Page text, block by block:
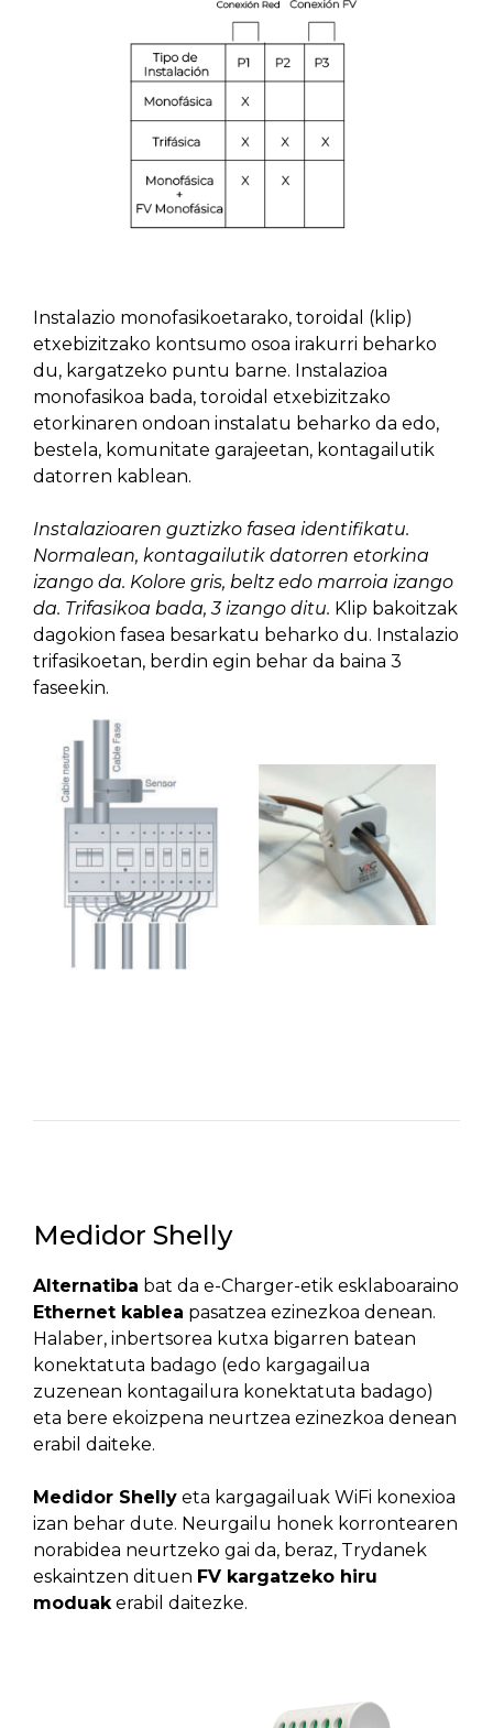
Instalazio monofasikoetarako, toroidal (klip)
etxebizitzako kontsumo osoa irakurri beharko
du, kargatzeko puntu barne. Instalazioa
monofasikoa bada, toroidal etxebizitzako
etorkinaren ondoan instalatu beharko da edo,
bestela, komunitate garajeetan, kontagailutik
datorren kablean.
Instalazioaren guztizko fasea identifikatu.
Normalean, kontagailutik datorren etorkina
izango da. Kolore gris, beltz edo marroia izango
da. Trifasikoa bada, 3 izango ditu. Klip bakoitzak
dagokion fasea besarkatu beharko du. Instalazio
trifasikoetan, berdin egin behar da baina 3
faseekin.
Medidor Shelly
Alternatiba bat da e-Charger-etik esklaboaraino
Ethernet kablea pasatzea ezinezkoa denean.
Halaber, inbertsorea kutxa bigarren batean
konektatuta badago (edo kargagailua
zuzenean kontagailura konektatuta badago)
eta bere ekoizpena neurtzea ezinezkoa denean
erabil daiteke.
Medidor Shelly eta kargagailuak WiFi konexioa
izan behar dute. Neurgailu honek korrontearen
norabidea neurtzeko gai da, beraz, Trydanek
eskaintzen dituen FV kargatzeko hiru
moduakerabil daitezke.